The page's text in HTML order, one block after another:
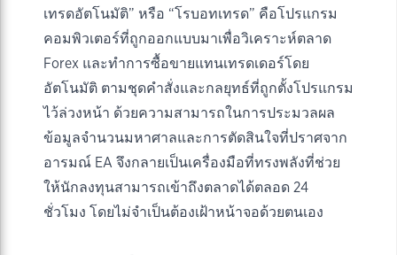
เทรดอัตโนมัติ” หรือ “โรบอทเทรด” คือโปรแกรม
คอมพิวเตอร์ที่ถูกออกแบบมาเพื่อวิเคราะห์ตลาด
Forex และทำการซื้อขายแทนเทรดเดอร์โดย
อัตโนมัติ ตามชุดคำสั่งและกลยุทธ์ที่ถูกตั้งโปรแกรม
ไว้ล่วงหน้า ด้วยความสามารถในการประมวลผล
ข้อมูลจำนวนมหาศาลและการตัดสินใจที่ปราศจาก
อารมณ์ EA จึงกลายเป็นเครื่องมือที่ทรงพลังที่ช่วย
ให้นักลงทุนสามารถเข้าถึงตลาดได้ตลอด 24
ชั่วโมง โดยไม่จำเป็นต้องเฝ้าหน้าจอด้วยตนเอง